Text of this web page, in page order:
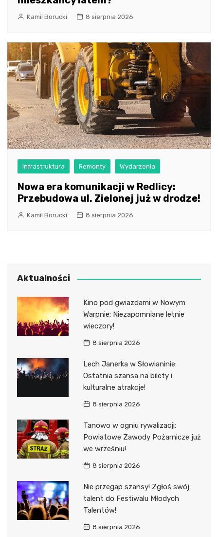
Kamil Borucki 8 sierpnia 2026
Infrastruktura Remonty Wydarzenia
Nowa era komunikacji w Redlicy:
Przebudowa ul. Zielonej już w drodze!
Kamil Borucki 8 sierpnia 2026
Aktualności
Kino pod gwiazdami w Nowym
Warpnie: Niezapomniane letnie
wieczory!
8 sierpnia 2026
Lech Janerka w Słowianinie:
Ostatnia szansa na bilety i
kulturalne atrakcje!
8 sierpnia 2026
Tanowo w ogniu rywalizacji:
Powiatowe Zawody Pożarnicze już
we wrześniu!
8 sierpnia 2026
Nie przegap szansy! Zgłoś swój
talent do Festiwalu Młodych
Talentów!
8 sierpnia 2026